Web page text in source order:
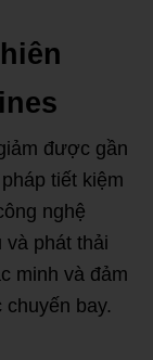
được gần
tiết kiệm
nghệ
và phát thải
minh và đảm
bay.